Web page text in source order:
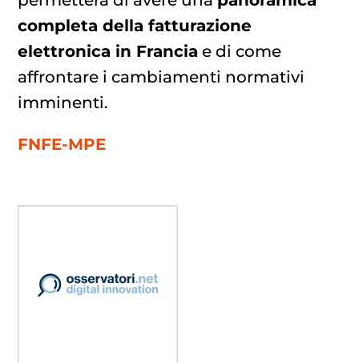
completa della fatturazione
elettronica in Francia e di come
affrontare i cambiamenti normativi
imminenti.
FNFE-MPE